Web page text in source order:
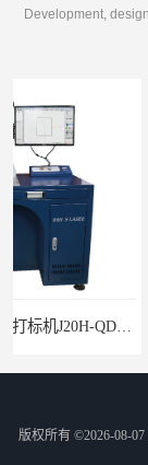
版权所有 ©2026-08-07